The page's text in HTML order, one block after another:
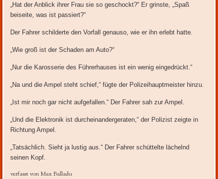
„Hat der Anblick ihrer Frau sie so geschockt?“ Er grinste, „Spaß
beiseite, was ist passiert?“
Der Fahrer schilderte den Vorfall genauso, wie er ihn erlebt hatte.
„Wie groß ist der Schaden am Auto?“
„Nur die Karosserie des Führerhauses ist ein wenig eingedrückt.“
„Na und die Ampel steht schief,“ fügte der Polizeihauptmeister hinzu.
„Ist mir noch gar nicht aufgefallen.“ Der Fahrer sah zur Ampel.
„Und die Elektronik ist durcheinandergeraten,“ der Polizist zeigte in
Richtung Ampel.
„Tatsächlich. Sieht ja lustig aus.“ Der Fahrer schüttelte lächelnd
seinen Kopf.
verfasst von Max Balladu